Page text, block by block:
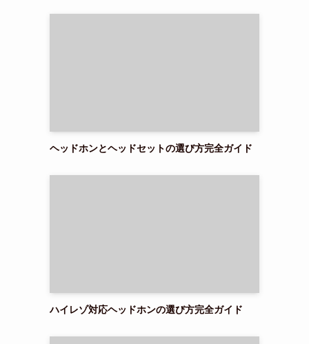
ヘッドホンとヘッドセットの選び方完全ガイド
ハイレゾ対応ヘッドホンの選び方完全ガイド